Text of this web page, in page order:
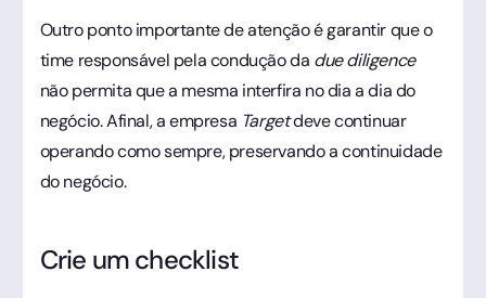
Outro ponto importante de atenção é garantir que o
time responsável pela condução da due diligence
não permita que a mesma interfira no dia a dia do
negócio. Afinal, a empresa Targetdeve continuar
operando como sempre, preservando a continuidade
do negócio.
Crie um checklist